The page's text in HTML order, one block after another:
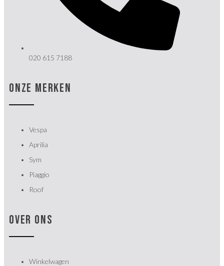
020 615 7188
ONZE MERKEN
Vespa
Aprilia
Sym
Piaggio
Roof
OVER ONS
Winkelwagen